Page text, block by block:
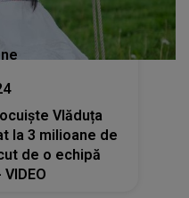
Vlăduța
la 3 milioane de
de o echipă